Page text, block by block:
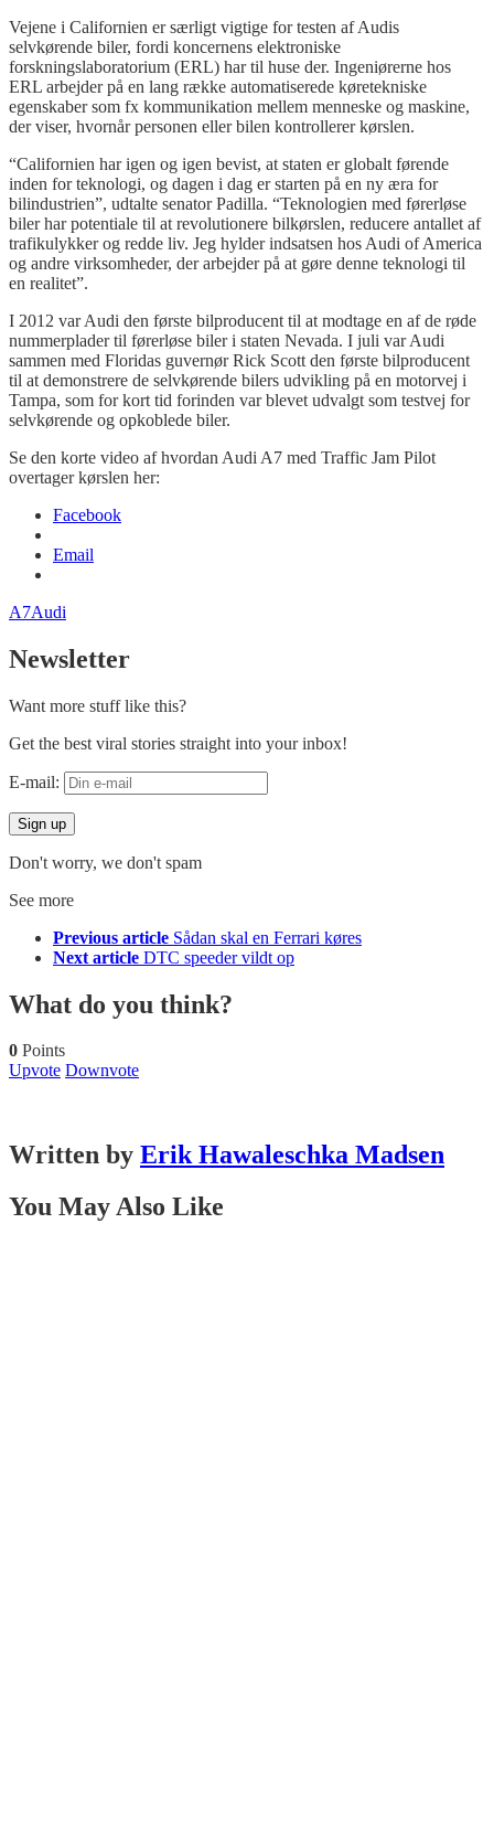
Vejene i Californien er særligt vigtige for testen af Audis
selvkørende biler, fordi koncernens elektroniske
forskningslaboratorium (ERL) har til huse der. Ingeniørerne hos
ERL arbejder på en lang række automatiserede køretekniske
egenskaber som fx kommunikation mellem menneske og maskine,
der viser, hvornår personen eller bilen kontrollerer kørslen.
“Californien har igen og igen bevist, at staten er globalt førende
inden for teknologi, og dagen i dag er starten på en ny æra for
bilindustrien”, udtalte senator Padilla. “Teknologien med førerløse
biler har potentiale til at revolutionere bilkørslen, reducere antallet af
trafikulykker og redde liv. Jeg hylder indsatsen hos Audi of America
og andre virksomheder, der arbejder på at gøre denne teknologi til
en realitet”.
I 2012 var Audi den første bilproducent til at modtage en af de røde
nummerplader til førerløse biler i staten Nevada. I juli var Audi
sammen med Floridas guvernør Rick Scott den første bilproducent
til at demonstrere de selvkørende bilers udvikling på en motorvej i
Tampa, som for kort tid forinden var blevet udvalgt som testvej for
selvkørende og opkoblede biler.
Se den korte video af hvordan Audi A7 med Traffic Jam Pilot
overtager kørslen her:
Facebook
Email
A7Audi
Newsletter
Want more stuff like this?
Get the best viral stories straight into your inbox!
E-mail:
Don't worry, we don't spam
See more
Previous article Sådan skal en Ferrari køres
Next article DTC speeder vildt op
What do you think?
0 Points
Upvote Downvote
Written by Erik Hawaleschka Madsen
You May Also Like